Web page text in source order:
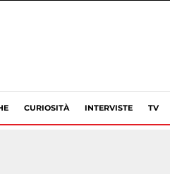
CURIOSITÀ INTERVISTE TV